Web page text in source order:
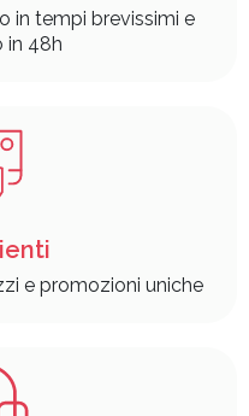
in tempi brevissimi e
in 48h
e promozioni uniche